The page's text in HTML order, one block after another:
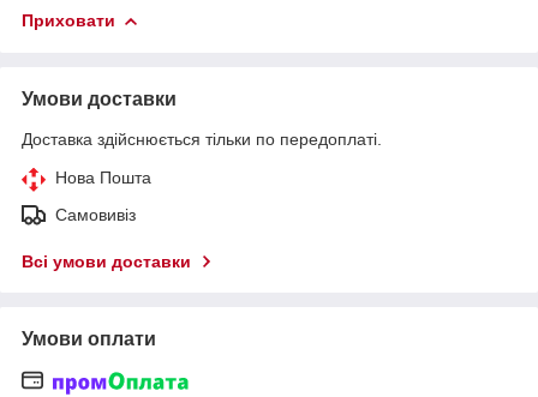
Приховати
Умови доставки
Доставка здійснюється тільки по передоплаті.
Нова Пошта
Самовивіз
Всі умови доставки
Умови оплати